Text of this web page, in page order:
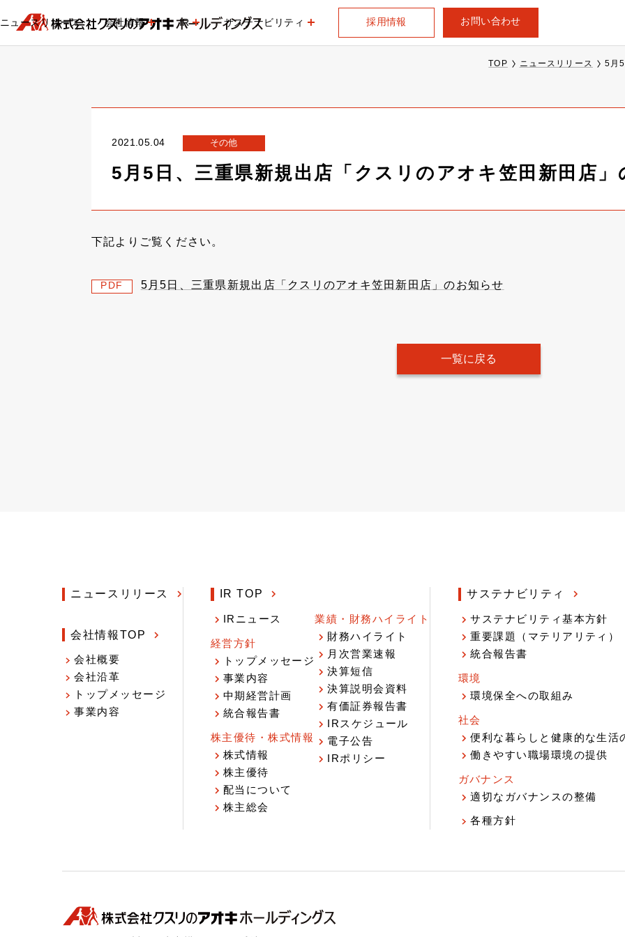
ニュースリリース 会社情報 IR サステナビリティ 採用情報 お問い合わせ
TOP ニュースリリース 5月
2021.05.04 その他
5月5日、三重県新規出店「クスリのアオキ笠田新田店
下記よりご覧ください。
PDF 5月5日、三重県新規出店「クスリのアオキ笠田新田店」のお知らせ
一覧に戻る
ニュースリリース
会社情報TOP
会社概要
会社沿革
トップメッセージ
事業内容
IR TOP
IRニュース
経営方針
トップメッセージ
事業内容
中期経営計画
統合報告書
株主優待・株式情報
株式情報
株主優待
配当について
株主総会
業績・財務ハイライト
財務ハイライト
月次営業速報
決算短信
決算説明会資料
有価証券報告書
IRスケジュール
電子公告
IRポリシー
サステナビリティ
サステナビリティ基本方針
重要課題（マテリアリティ）
統合報告書
環境
環境保全への取組み
社会
便利な暮らしと健康的な生活
働きやすい職場環境の提供
ガバナンス
適切なガバナンスの整備
各種方針